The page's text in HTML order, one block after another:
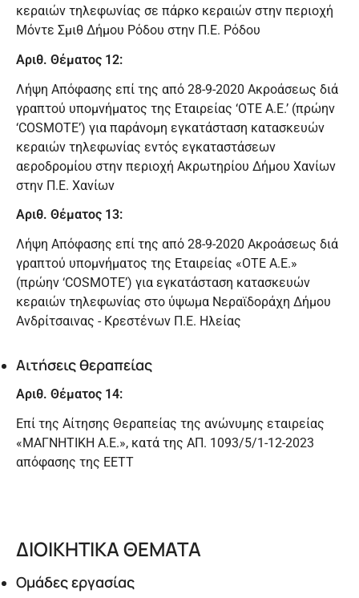
κεραιών τηλεφωνίας σε πάρκο κεραιών στην περιοχή
Μόντε Σμιθ Δήμου Ρόδου στην Π.Ε. Ρόδου
Αριθ. Θέματος 12:
Λήψη Απόφασης επί της από 28-9-2020 Ακροάσεως διά
γραπτού υπομνήματος της Εταιρείας ‘ΟΤΕ Α.Ε.’ (πρώην
‘COSMOTE’) για παράνομη εγκατάσταση κατασκευών
κεραιών τηλεφωνίας εντός εγκαταστάσεων
αεροδρομίου στην περιοχή Ακρωτηρίου Δήμου Χανίων
στην Π.Ε. Χανίων
Αριθ. Θέματος 13:
Λήψη Απόφασης επί της από 28-9-2020 Ακροάσεως διά
γραπτού υπομνήματος της Εταιρείας «OTE A.E.»
(πρώην ‘COSMOTE’) για εγκατάσταση κατασκευών
κεραιών τηλεφωνίας στο ύψωμα Νεραϊδοράχη Δήμου
Ανδρίτσαινας - Κρεστένων Π.Ε. Ηλείας
Αιτήσεις θεραπείας
Αριθ. Θέματος 14:
Επί της Αίτησης Θεραπείας της ανώνυμης εταιρείας
«ΜΑΓΝΗΤΙΚΗ Α.Ε.», κατά της ΑΠ. 1093/5/1-12-2023
απόφασης της ΕΕΤΤ
ΔΙΟΙΚΗΤΙΚΑ ΘΕΜΑΤΑ
Ομάδες εργασίας